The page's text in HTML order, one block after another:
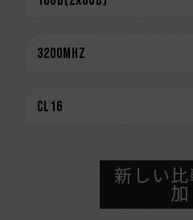
CAUTION
「互換性チェック
」ペ
メモリの最大動作周波数
容量、周波数、ブランド
ーを混在させないでくだ
ーは互換性検証を通じて
新しい
加